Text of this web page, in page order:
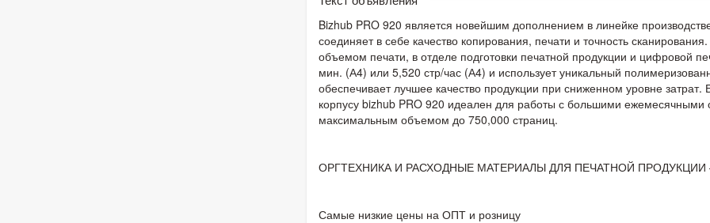
Bizhub PRO 920 является новейшим дополнением в линейке
соединяет в себе качество копирования, печати и точность
объемом печати, в отделе подготовки печатной продукции и цифровой
мин. (А4) или 5,520 стр/час (А4) и использует уникальный
обеспечивает лучшее качество продукции при сниженном уровне
корпусу bizhub PRO 920 идеален для работы с большими
максимальным объемом до 750,000 страниц.
ОРГТЕХНИКА И РАСХОДНЫЕ МАТЕРИАЛЫ ДЛЯ ПЕЧАТНОЙ
Самые низкие цены на ОПТ и розницу